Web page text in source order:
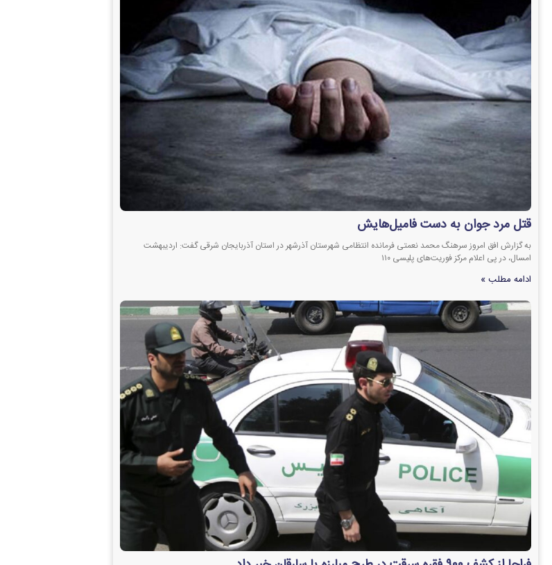
قتل مرد جوان به دست فامیل‌هایش
به گزارش افق امروز سرهنگ محمد نعمتی فرمانده انتظامی شهرستان آذرشهر در استان آذربایجان شرقی گفت: اردیبهشت
امسال، در پی اعلام مرکز فوریت‌های پلیسی ۱۱۰
ادامه مطلب »